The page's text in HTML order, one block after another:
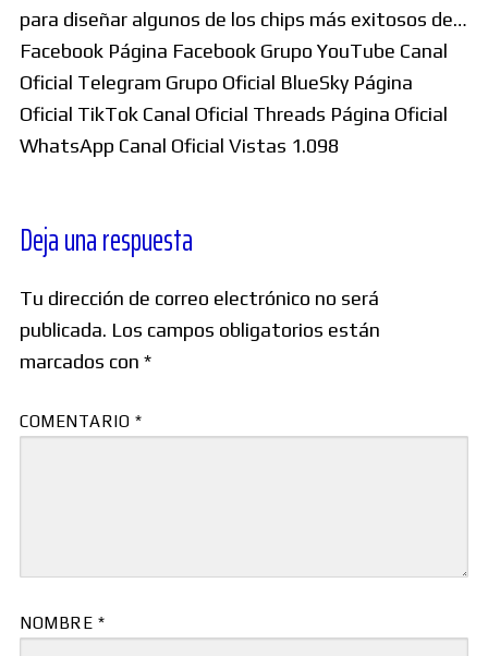
para diseñar algunos de los chips más exitosos de…
Facebook Página Facebook Grupo YouTube Canal
Oficial Telegram Grupo Oficial BlueSky Página
Oficial TikTok Canal Oficial Threads Página Oficial
WhatsApp Canal Oficial Vistas 1.098
Deja una respuesta
Tu dirección de correo electrónico no será
publicada. Los campos obligatorios están
marcados con *
COMENTARIO *
NOMBRE *